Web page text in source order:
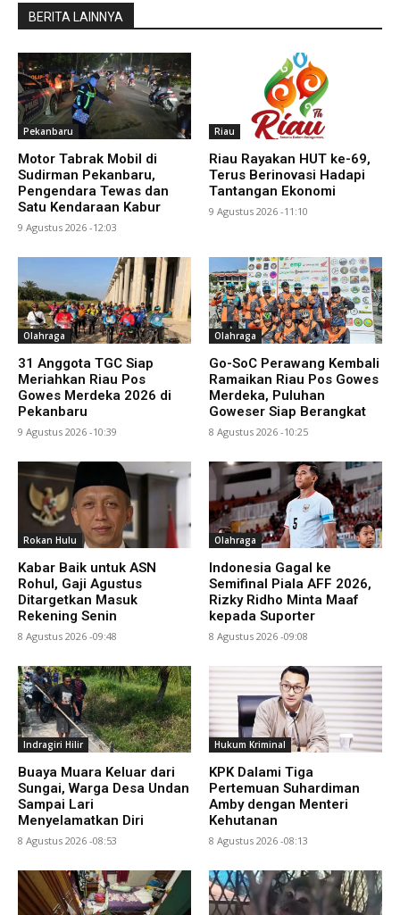
BERITA LAINNYA
Pekanbaru
Motor Tabrak Mobil di
Sudirman Pekanbaru,
Pengendara Tewas dan
Satu Kendaraan Kabur
9 Agustus 2026 -12:03
Riau
Riau Rayakan HUT ke-69,
Terus Berinovasi Hadapi
Tantangan Ekonomi
9 Agustus 2026 -11:10
Olahraga
31 Anggota TGC Siap
Meriahkan Riau Pos
Gowes Merdeka 2026 di
Pekanbaru
9 Agustus 2026 -10:39
Olahraga
Go-SoC Perawang Kembali
Ramaikan Riau Pos Gowes
Merdeka, Puluhan
Goweser Siap Berangkat
8 Agustus 2026 -10:25
Rokan Hulu
Kabar Baik untuk ASN
Rohul, Gaji Agustus
Ditargetkan Masuk
Rekening Senin
8 Agustus 2026 -09:48
Olahraga
Indonesia Gagal ke
Semifinal Piala AFF 2026,
Rizky Ridho Minta Maaf
kepada Suporter
8 Agustus 2026 -09:08
Indragiri Hilir
Buaya Muara Keluar dari
Sungai, Warga Desa Undan
Sampai Lari
Menyelamatkan Diri
8 Agustus 2026 -08:53
Hukum Kriminal
KPK Dalami Tiga
Pertemuan Suhardiman
Amby dengan Menteri
Kehutanan
8 Agustus 2026 -08:13